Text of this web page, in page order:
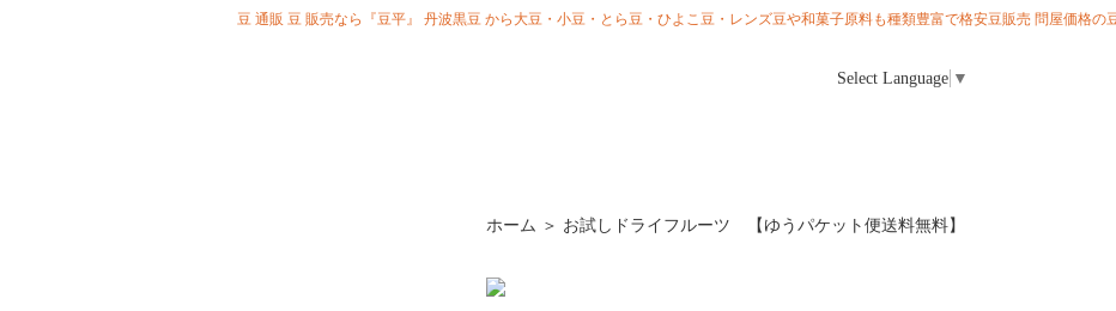
豆 通販 豆 販売なら『豆平』 丹波黒豆 から大豆・小豆・とら豆・ひよこ豆・レンズ豆や和菓子原料も種類豊富で格安豆販売 問屋価格の
Select Language ▼
ホーム ＞ お試しドライフルーツ 【ゆうパケット便送料無料】